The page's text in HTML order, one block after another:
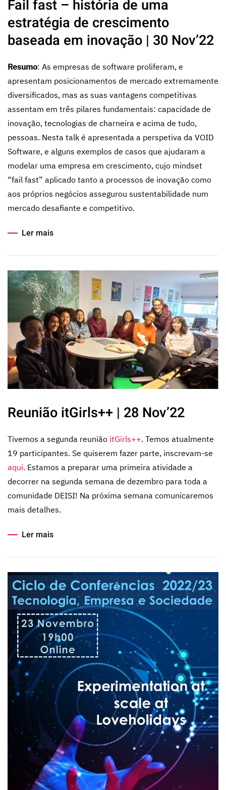
Fail fast – história de uma
estratégia de crescimento
baseada em inovação | 30 Nov’22
Resumo: As empresas de software proliferam, e
apresentam posicionamentos de mercado extremamente
diversificados, mas as suas vantagens competitivas
assentam em três pilares fundamentais: capacidade de
inovação, tecnologias de charneira e acima de tudo,
pessoas. Nesta talk é apresentada a perspetiva da VOID
Software, e alguns exemplos de casos que ajudaram a
modelar uma empresa em crescimento, cujo mindset
“fail fast” aplicado tanto a processos de inovação como
aos próprios negócios assegurou sustentabilidade num
mercado desafiante e competitivo.
Ler mais
Reunião itGirls++ | 28 Nov’22
Tivemos a segunda reunião itGirls++. Temos atualmente
19 participantes. Se quiserem fazer parte, inscrevam-se
aqui. Estamos a preparar uma primeira atividade a
decorrer na segunda semana de dezembro para toda a
comunidade DEISI! Na próxima semana comunicaremos
mais detalhes.
Ler mais